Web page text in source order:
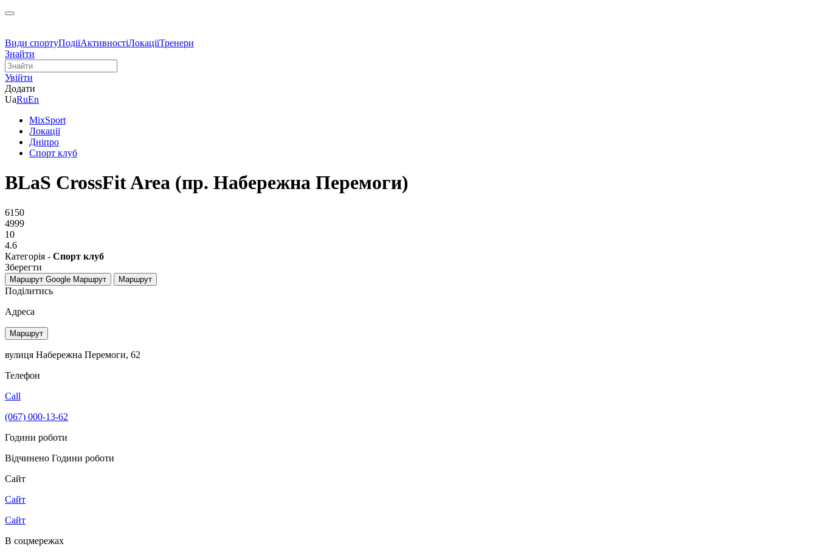
Види спортуПодіїАктивностіЛокаціїТренери
Знайти
Увійти
Додати
UaRuEn
MixSport
Локації
Дніпро
Спорт клуб
BLaS CrossFit Area (пр. Набережна Перемоги)
6150
4999
10
4.6
Категорія - Спорт клуб
Зберегти
Маршрут Google Маршрут Маршрут
Поділитись
Адреса
Маршрут
вулиця Набережна Перемоги, 62
Телефон
Call
(067) 000-13-62
Години роботи
Відчинено Години роботи
Сайт
Сайт
Сайт
В соцмережах